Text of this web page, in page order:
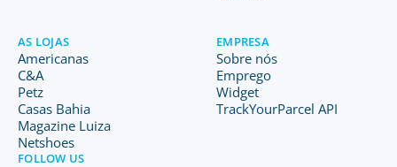
AS LOJAS
Americanas
C&A
Petz
Casas Bahia
Magazine Luiza
Netshoes
EMPRESA
Sobre nós
Emprego
Widget
TrackYourParcel API
FOLLOW US